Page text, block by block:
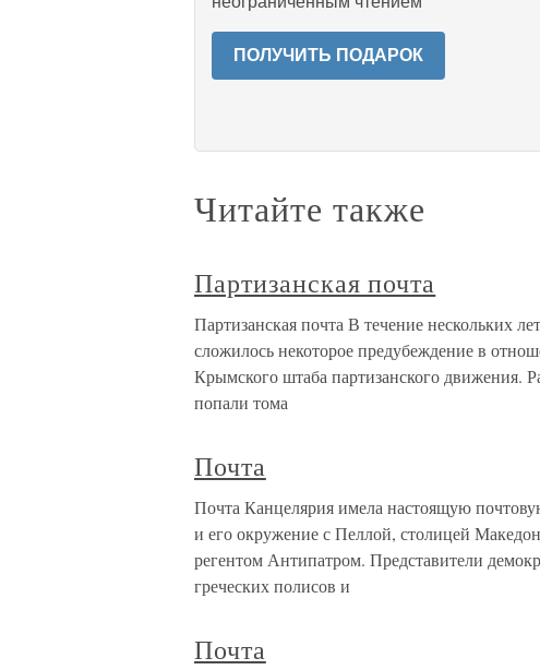
ПОЛУЧИТЬ ПОДАРОК
Читайте также
Партизанская почта
Партизанская почта В течение нескольких
сложилось некоторое предубеждение в
Крымского штаба партизанского движения.
попали тома
Почта
Почта Канцелярия имела настоящую
и его окружение с Пеллой, столицей
регентом Антипатром. Представители
греческих полисов и
Почта